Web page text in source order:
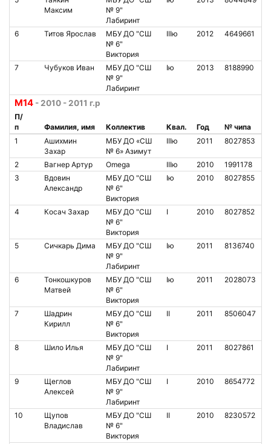
Максим
№ 9"
Лабиринт
6 Титов Ярослав
МБУ ДО "СШ
№ 6"
Виктория
IIIю 2012 4649661
7 Чубуков Иван
МБУ ДО "СШ
№ 9"
Лабиринт
Iю 2013 8188990
М14 - 2010 - 2011 г.р
П/
п
Фамилия, имя Коллектив Квал. Год
№ чипа
1
Ашихмин
Захар
МБУ ДО «СШ
№ 6» Азимут
IIIю 2011 8027853
2 Вагнер Артур Omega IIIю 2010
1991178
3
Вдовин
Александр
МБУ ДО "СШ
№ 6"
Виктория
Iю 2010 8027855
4 Косач Захар
МБУ ДО "СШ
№ 6"
Виктория
I 2010 8027852
5 Сичкарь Дима
МБУ ДО "СШ
№ 9"
Лабиринт
Iю 2011 8136740
6
Тонкошкуров
Матвей
МБУ ДО "СШ
№ 6"
Виктория
Iю 2011 2028073
7
Шадрин
Кирилл
МБУ ДО "СШ
№ 6"
Виктория
II 2011 8506047
8 Шило Илья
МБУ ДО "СШ
№ 9"
Лабиринт
I 2011 8027861
9
Щеглов
Алексей
МБУ ДО "СШ
№ 9"
Лабиринт
I 2010 8654772
10
Щупов
Владислав
МБУ ДО "СШ
№ 6"
Виктория
II 2010 8230572